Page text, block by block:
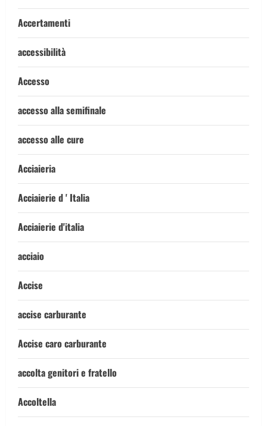
Accertamenti
accessibilità
Accesso
accesso alla semifinale
accesso alle cure
Acciaieria
Acciaierie d ' Italia
Acciaierie d'italia
acciaio
Accise
accise carburante
Accise caro carburante
accolta genitori e fratello
Accoltella